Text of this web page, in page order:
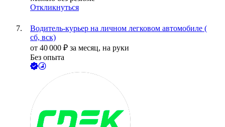
Откликнуться
Водитель-курьер на личном легковом автомобиле (
сб, вск)
от 40 000 ₽ за месяц, на руки
Без опыта